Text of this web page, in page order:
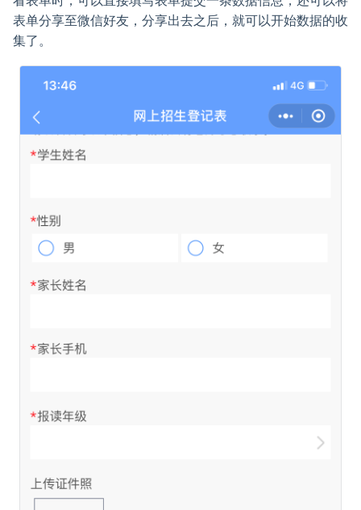
表单分享至微信好友，分享出去之后，就可以开始数据的收
集了。